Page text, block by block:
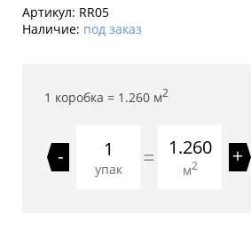
Артикул: RR05
Наличие: под заказ
1 коробка = 1.260 м2
-
упак = 1.260
м2 +